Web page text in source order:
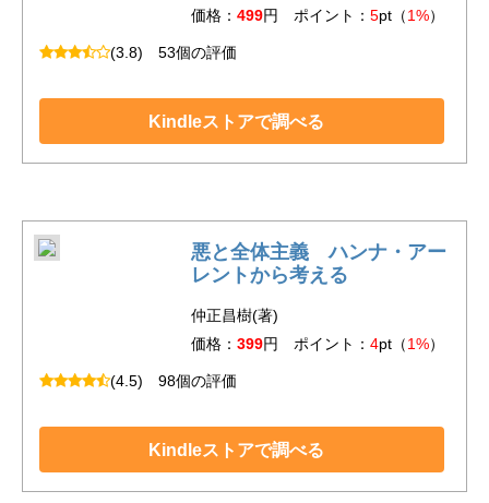
価格： 499円 ポイント： 5pt（1%）
(3.8) 53個の評価
Kindleストアで調べる
悪と全体主義 ハンナ・アー
レントから考える
仲正昌樹(著)
価格： 399円 ポイント： 4pt（1%）
(4.5) 98個の評価
Kindleストアで調べる